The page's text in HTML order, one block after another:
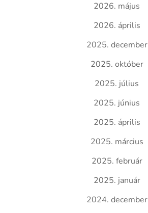
2026. május
2026. április
2025. december
2025. október
2025. július
2025. június
2025. április
2025. március
2025. február
2025. január
2024. december